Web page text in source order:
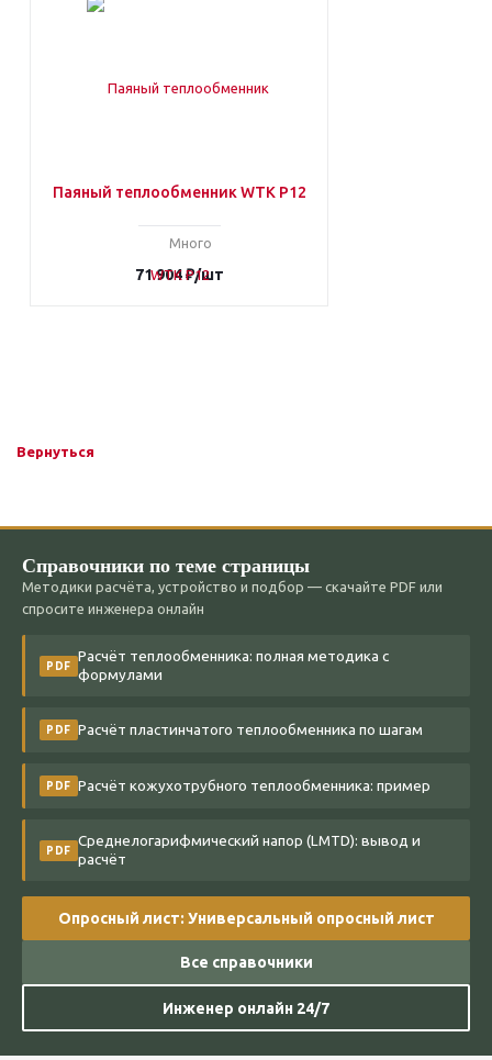
Паяный теплообменник WTK P12
Много
71 904₽/шт
Вернуться
Справочники по теме страницы
Методики расчёта, устройство и подбор — скачайте PDF или
спросите инженера онлайн
PDF
Расчёт теплообменника: полная методика с
формулами
PDF Расчёт пластинчатого теплообменника по шагам
PDF Расчёт кожухотрубного теплообменника: пример
PDF
Среднелогарифмический напор (LMTD): вывод и
расчёт
Опросный лист: Универсальный опросный лист
Все справочники
Инженер онлайн 24/7